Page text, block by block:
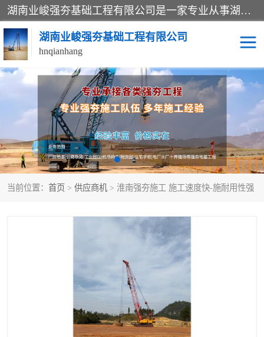
湖南业峻强夯基础工程有限公司是一家专业从事湖南强夯基础工程、强夯机租赁，地基处理的施工单位。业务覆盖：湖南、广东，江西等地。可承接1000KN.m-25000KN.m强夯（置换）工程。公司创始人是国内较早期从事强夯施工的建设者，经过多年的一步一个脚印的发展，在行业内具有较高的度和良好的口碑。
湖南业峻强夯基础工程有限公司
hnqianhang
当前位置： 首页 > 供应商机 > 淮南强夯施工 施工速度快-施耐用性强
强夯施工案例 强夯机租赁
强夯施工工程 强夯施工队伍
强夯队伍